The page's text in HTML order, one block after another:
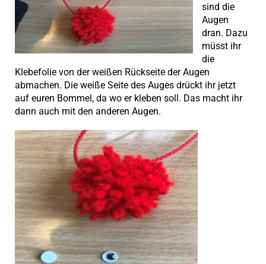
sind die
Augen
dran. Dazu
müsst ihr
die
Klebefolie von der weißen Rückseite der Augen
abmachen. Die weiße Seite des Auges drückt ihr jetzt
auf euren Bommel, da wo er kleben soll. Das macht ihr
dann auch mit den anderen Augen.